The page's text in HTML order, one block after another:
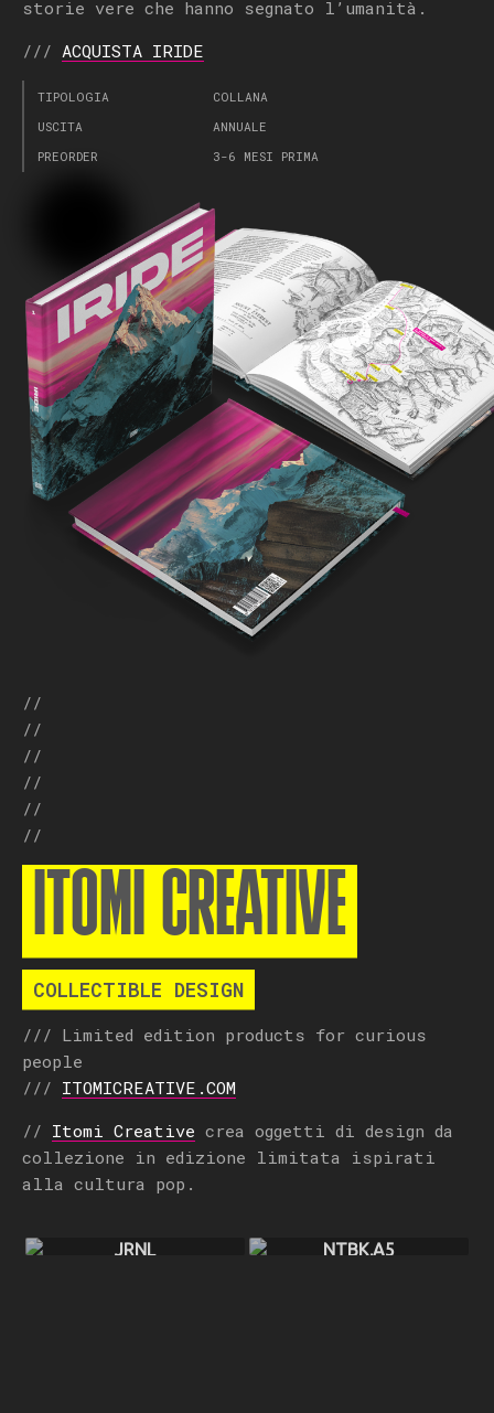
storie vere che hanno segnato l’umanità.
/// ACQUISTA IRIDE
TIPOLOGIA
COLLANA
USCITA
ANNUALE
PREORDER
3-6 MESI PRIMA
//
//
//
//
//
//
ITOMI CREATIVE
COLLECTIBLE DESIGN
/// Limited edition products for curious
people
/// ITOMICREATIVE.COM
// Itomi Creative crea oggetti di design da
collezione in edizione limitata ispirati
alla cultura pop.
JRNL NTBK.A5